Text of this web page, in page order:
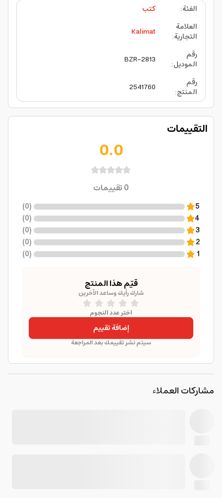
الفئة:
كتب
العلامة
التجارية:
Kalimat
رقم
الموديل:
BZR-2813
رقم
المنتج:
2541760
التقييمات
0.0
0تقييمات
5
(
0
)
4
(
0
)
3
(
0
)
2
(
0
)
1
(
0
)
قيّم هذا المنتج
شارك رأيك وساعد الآخرين
اختر عدد النجوم
إضافة تقييم
سيتم نشر تقييمك بعد المراجعة
مشاركات العملاء